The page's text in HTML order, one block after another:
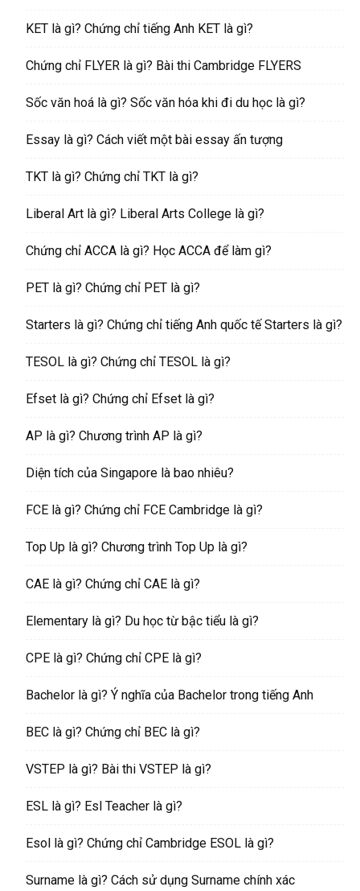
KET là gì? Chứng chỉ tiếng Anh KET là gì?
Chứng chỉ FLYER là gì? Bài thi Cambridge FLYERS
Sốc văn hoá là gì? Sốc văn hóa khi đi du học là gì?
Essay là gì? Cách viết một bài essay ấn tượng
TKT là gì? Chứng chỉ TKT là gì?
Liberal Art là gì? Liberal Arts College là gì?
Chứng chỉ ACCA là gì? Học ACCA để làm gì?
PET là gì? Chứng chỉ PET là gì?
Starters là gì? Chứng chỉ tiếng Anh quốc tế Starters là gì?
TESOL là gì? Chứng chỉ TESOL là gì?
Efset là gì? Chứng chỉ Efset là gì?
AP là gì? Chương trình AP là gì?
Diện tích của Singapore là bao nhiêu?
FCE là gì? Chứng chỉ FCE Cambridge là gì?
Top Up là gì? Chương trình Top Up là gì?
CAE là gì? Chứng chỉ CAE là gì?
Elementary là gì? Du học từ bậc tiểu là gì?
CPE là gì? Chứng chỉ CPE là gì?
Bachelor là gì? Ý nghĩa của Bachelor trong tiếng Anh
BEC là gì? Chứng chỉ BEC là gì?
VSTEP là gì? Bài thi VSTEP là gì?
ESL là gì? Esl Teacher là gì?
Esol là gì? Chứng chỉ Cambridge ESOL là gì?
Surname là gì? Cách sử dụng Surname chính xác